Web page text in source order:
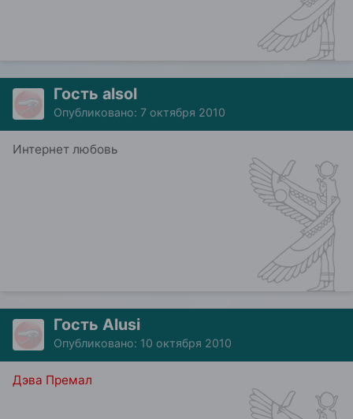
Гость alsol
Опубликовано: 7 октября 2010
Интернет любовь
Гость Alusi
Опубликовано: 10 октября 2010
Дэва Премал